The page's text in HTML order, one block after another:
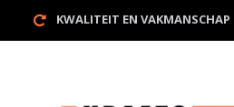
KWALITEIT EN VAKMANSCHAP